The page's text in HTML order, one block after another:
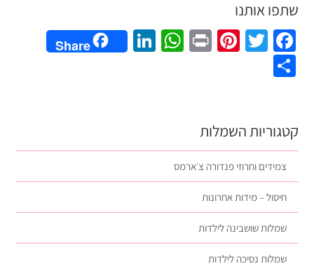
שתפו אותנו
Facebook
Twitter
Pinterest
Print
WhatsApp
LinkedIn
Share
קטגוריות השמלות
צמידים וחרוזי פנדורה צ׳ארמס
חיסול – מידות אחרונות
שמלות שושבינה לילדות
שמלות נסיכה לילדות